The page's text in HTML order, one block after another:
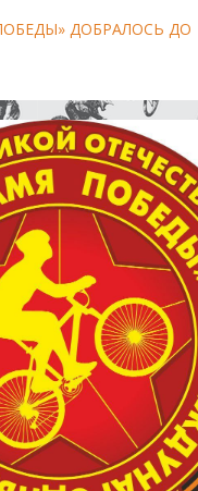
ДОБРАЛОСЬ ДО